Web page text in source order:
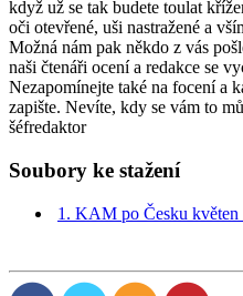
když už se tak budete toulat
oči otevřené, uši nastražené a
Možná nám pak někdo z vás
naši čtenáři ocení a redakce se
Nezapomínejte také na focení a
zapište. Nevíte, kdy se vám to
šéfredaktor
Soubory ke stažení
1. KAM po Česku květen